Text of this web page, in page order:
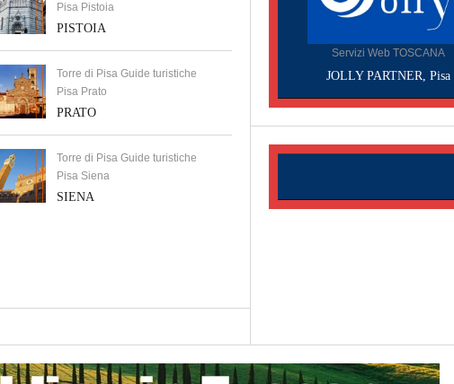
Pisa Pistoia
PISTOIA
Torre di Pisa Guide turistiche
Pisa Prato
PRATO
Torre di Pisa Guide turistiche
Pisa Siena
SIENA
Servizi Web TOSCANA
JOLLY PARTNER, Pisa